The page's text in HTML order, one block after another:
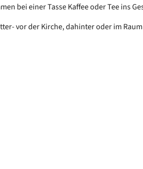
bei einer Tasse Kaffee oder Tee ins
vor der Kirche, dahinter oder im